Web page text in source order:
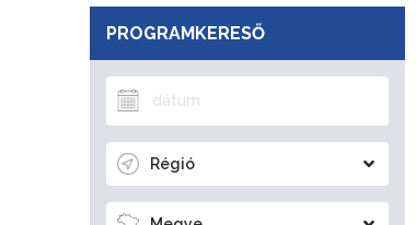
PROGRAMKERESŐ
Régió